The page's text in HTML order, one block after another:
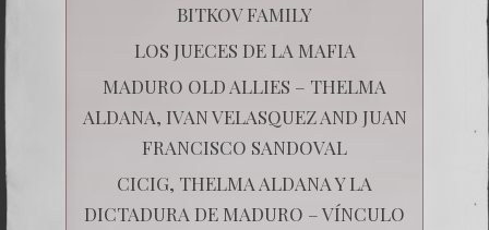
BITKOV FAMILY
LOS JUECES DE LA MAFIA
MADURO OLD ALLIES – THELMA
ALDANA, IVAN VELASQUEZ AND JUAN
FRANCISCO SANDOVAL
CICIG, THELMA ALDANA Y LA
DICTADURA DE MADURO – VÍNCULO